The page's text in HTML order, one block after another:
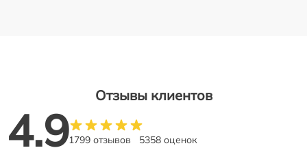
Отзывы клиентов
4.91799 отзывов 5358 оценок